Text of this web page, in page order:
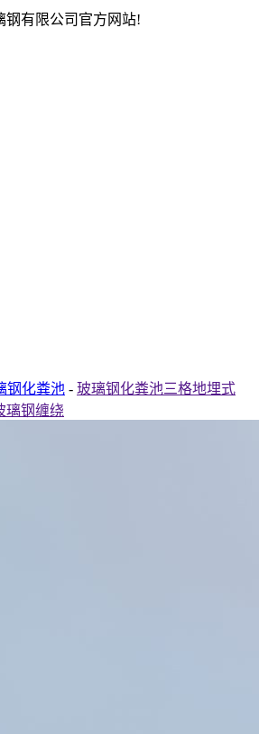
钢有限公司官方网站!
钢化粪池 - 玻璃钢化粪池三格地埋式
璃钢缠绕